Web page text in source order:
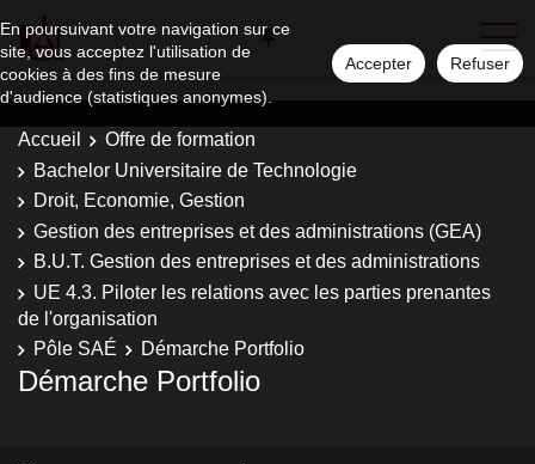
En poursuivant votre navigation sur ce
site, vous acceptez l'utilisation de
cookies à des fins de mesure
d'audience (statistiques anonymes).
Accepter Refuser
Accueil
Offre de formation
Bachelor Universitaire de Technologie
Droit, Economie, Gestion
Gestion des entreprises et des administrations (GEA)
B.U.T. Gestion des entreprises et des administrations
UE 4.3. Piloter les relations avec les parties prenantes
de l'organisation
Pôle SAÉ
Démarche Portfolio
Démarche Portfolio